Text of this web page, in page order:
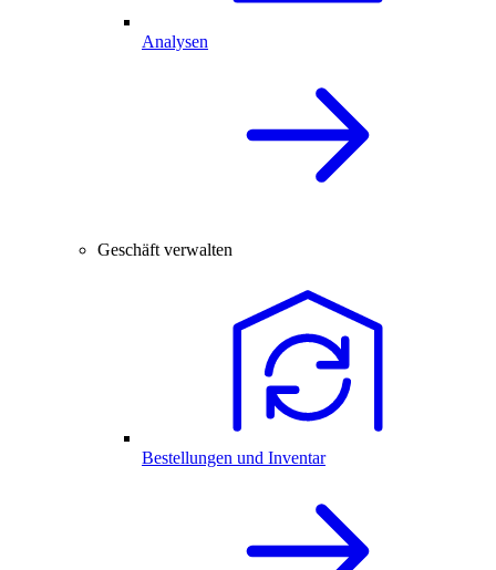
Analysen
Geschäft verwalten
Bestellungen und Inventar